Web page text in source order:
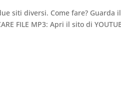
siti diversi. Come fare? Guarda il
FILE MP3: Apri il sito di